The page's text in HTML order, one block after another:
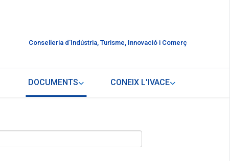
Conselleria d'Indústria, Turisme, Innovació i Comerç
DOCUMENTS CONEIX L'IVACE